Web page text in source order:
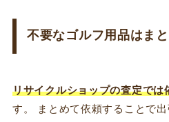
不要なゴルフ用品はま
リサイクルショップの査定では
す。 まとめて依頼することで出